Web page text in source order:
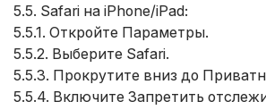
5.5. Safari на iPhone/iPad:
5.5.1. Откройте Параметры.
5.5.2. Выберите Safari.
5.5.3. Прокрутите вниз до
5.5.4. Включите Запретить